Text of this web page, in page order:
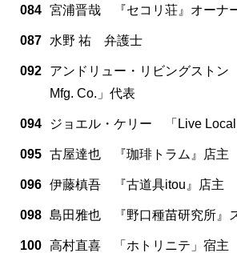
084 宮浦晋哉 『セコリ荘』オーナ
087 水野 祐 弁護士
092
アンドリュー・リビングスト
Mfg. Co.」代表
094 ジョエル・ケリー 「Live
095 古屋達也 『珈琲トラム』店主
096 伊藤槙吾 『古道具itou』店主
098 島田雅也 『野口種苗研究所』
100 高村直喜 「ホトリニテ」宿主